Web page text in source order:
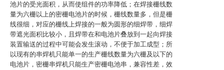
池片的受光面积，从而使组件的功率降低；在焊接栅线数
量为六栅以上的密栅电池片的时候，栅线数量多，但是栅
线很细，对应的栅线上焊接的一般为圆形的细焊带，细焊
带遮光面积比较小，且焊带在和电池片叠放到一起向焊接
装置输送的过程中可能会发生滚动，不便于加工成型；所
以现有的串焊机只能单一的生产栅线数量为六栅及以下的
电池片，密栅串焊机只能生产密栅电池串，兼容性差，效